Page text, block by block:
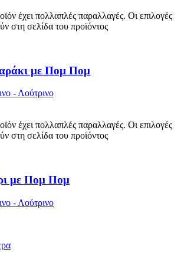
έχει πολλαπλές παραλλαγές. Οι επιλογές
στη σελίδα του προϊόντος
με Πομ Πομ
- Λούτρινο
έχει πολλαπλές παραλλαγές. Οι επιλογές
στη σελίδα του προϊόντος
με Πομ Πομ
- Λούτρινο